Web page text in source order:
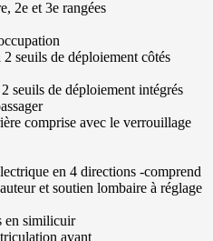
2e et 3e rangées
seuils de déploiement côtés
seuils de déploiement intégrés
comprise avec le verrouillage
en 4 directions -comprend
et soutien lombaire à réglage
en similicuir
avant